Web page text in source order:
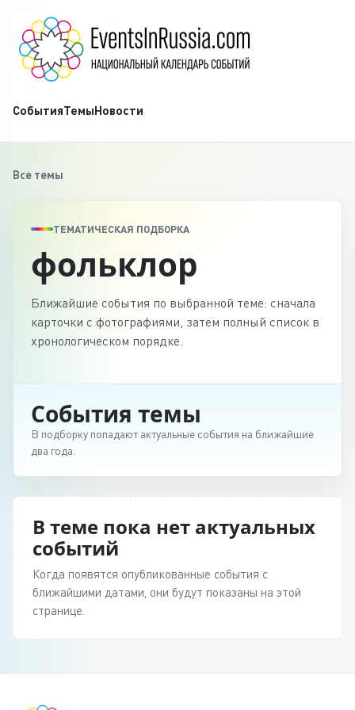
СобытияТемыНовости
Все темы
ТЕМАТИЧЕСКАЯ ПОДБОРКА
фольклор
Ближайшие события по выбранной теме: сначала
карточки с фотографиями, затем полный список в
хронологическом порядке.
События темы
В подборку попадают актуальные события на ближайшие
два года.
В теме пока нет актуальных
событий
Когда появятся опубликованные события с
ближайшими датами, они будут показаны на этой
странице.